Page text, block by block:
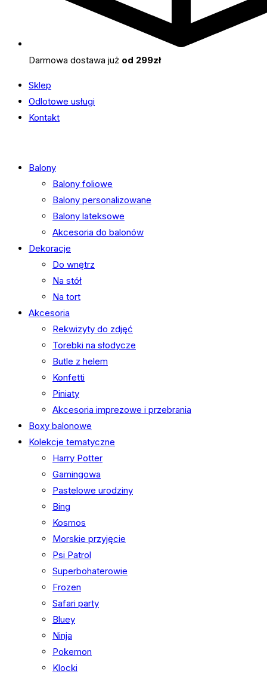
Darmowa dostawa już od 299zł
Sklep
Odlotowe usługi
Kontakt
Balony
Balony foliowe
Balony personalizowane
Balony lateksowe
Akcesoria do balonów
Dekoracje
Do wnętrz
Na stół
Na tort
Akcesoria
Rekwizyty do zdjęć
Torebki na słodycze
Butle z helem
Konfetti
Piniaty
Akcesoria imprezowe i przebrania
Boxy balonowe
Kolekcje tematyczne
Harry Potter
Gamingowa
Pastelowe urodziny
Bing
Kosmos
Morskie przyjęcie
Psi Patrol
Superbohaterowie
Frozen
Safari party
Bluey
Ninja
Pokemon
Klocki